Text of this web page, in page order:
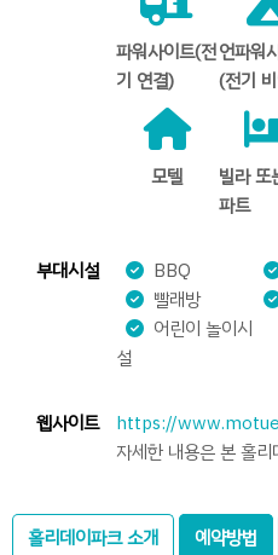
파워사이트(전
기 연결)
언파워
(전기
모텔
빌라 또
파트
부대시설 BBQ
빨래방
어린이 놀이시
설
웹사이트
https://
자세한 내용은 본 홀
홀리데이파크 소개 예약방법